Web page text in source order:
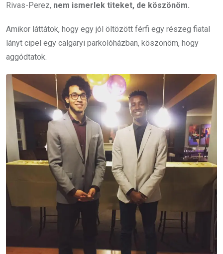
Rivas-Perez, nem ismerlek titeket, de köszönöm.
Amikor láttátok, hogy egy jól öltözött férfi egy részeg fiatal
lányt cipel egy calgaryi parkolóházban, köszönöm, hogy
aggódtatok.